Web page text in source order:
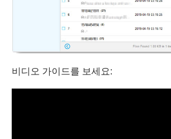
비디오 가이드를 보세요: